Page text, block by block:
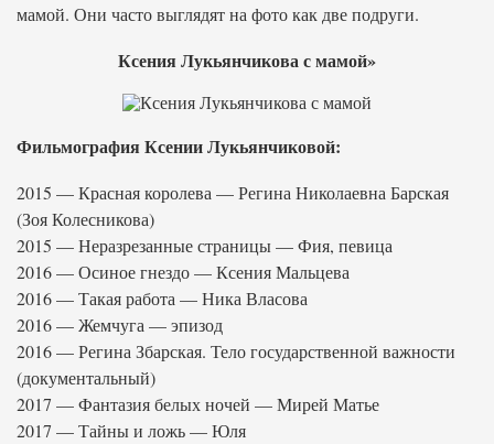
мамой. Они часто выглядят на фото как две подруги.
Ксения Лукьянчикова с мамой»
Фильмография Ксении Лукьянчиковой:
2015 — Красная королева — Регина Николаевна Барская
(Зоя Колесникова)
2015 — Неразрезанные страницы — Фия, певица
2016 — Осиное гнездо — Ксения Мальцева
2016 — Такая работа — Ника Власова
2016 — Жемчуга — эпизод
2016 — Регина Збарская. Тело государственной важности
(документальный)
2017 — Фантазия белых ночей — Мирей Матье
2017 — Тайны и ложь — Юля